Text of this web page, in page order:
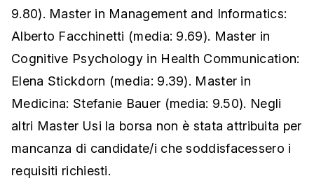
9.80). Master in Management and Informatics:
Alberto Facchinetti (media: 9.69). Master in
Cognitive Psychology in Health Communication:
Elena Stickdorn (media: 9.39). Master in
Medicina: Stefanie Bauer (media: 9.50). Negli
altri Master Usi la borsa non è stata attribuita per
mancanza di candidate/i che soddisfacessero i
requisiti richiesti.